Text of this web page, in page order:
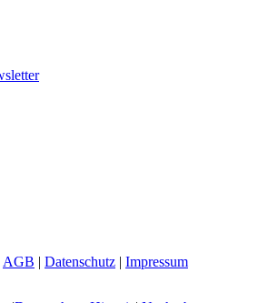
AGB | Datenschutz | Impressum